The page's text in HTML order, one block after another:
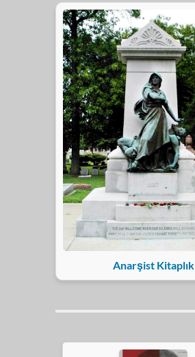
Anarşist Kitaplık